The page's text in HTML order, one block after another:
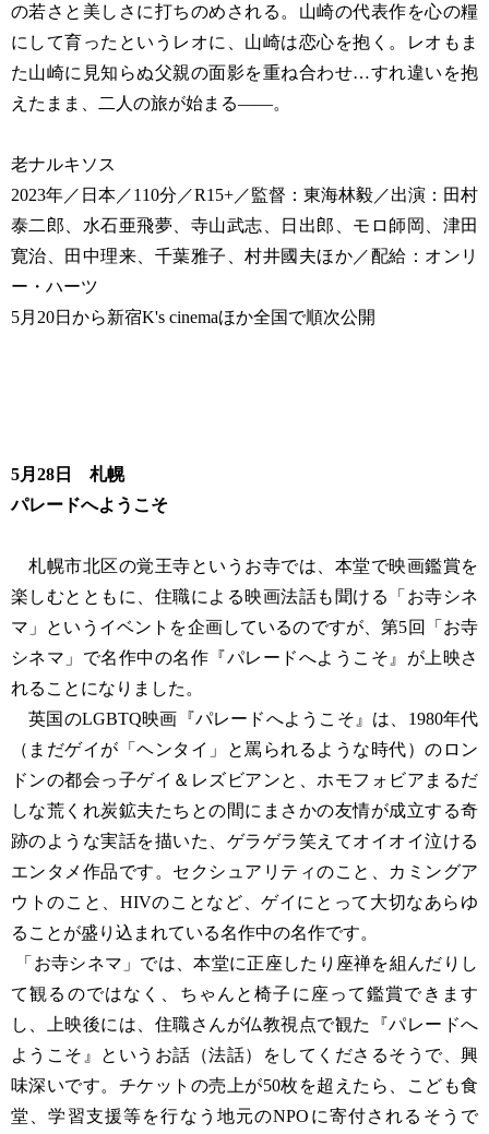
の若さと美しさに打ちのめされる。山崎の代表作を心の糧
にして育ったというレオに、山崎は恋心を抱く。レオもま
た山崎に見知らぬ父親の面影を重ね合わせ…すれ違いを抱
えたまま、二人の旅が始まる――。
老ナルキソス
2023年／日本／110分／R15+／監督：東海林毅／出演：田村
泰二郎、水石亜飛夢、寺山武志、日出郎、モロ師岡、津田
寛治、田中理来、千葉雅子、村井國夫ほか／配給：オンリ
ー・ハーツ
5月20日から新宿K's cinemaほか全国で順次公開
5月28日 札幌
パレードへようこそ
札幌市北区の覚王寺というお寺では、本堂で映画鑑賞を
楽しむとともに、住職による映画法話も聞ける「お寺シネ
マ」というイベントを企画しているのですが、第5回「お寺
シネマ」で名作中の名作『パレードへようこそ』が上映さ
れることになりました。
英国のLGBTQ映画『パレードへようこそ』は、1980年代
（まだゲイが「ヘンタイ」と罵られるような時代）のロン
ドンの都会っ子ゲイ＆レズビアンと、ホモフォビアまるだ
しな荒くれ炭鉱夫たちとの間にまさかの友情が成立する奇
跡のような実話を描いた、ゲラゲラ笑えてオイオイ泣ける
エンタメ作品です。セクシュアリティのこと、カミングア
ウトのこと、HIVのことなど、ゲイにとって大切なあらゆ
ることが盛り込まれている名作中の名作です。
「お寺シネマ」では、本堂に正座したり座禅を組んだりし
て観るのではなく、ちゃんと椅子に座って鑑賞できます
し、上映後には、住職さんが仏教視点で観た『パレードへ
ようこそ』というお話（法話）をしてくださるそうで、興
味深いです。チケットの売上が50枚を超えたら、こども食
堂、学習支援等を行なう地元のNPOに寄付されるそうで